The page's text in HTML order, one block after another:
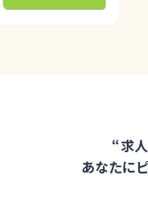
“求
あなたに